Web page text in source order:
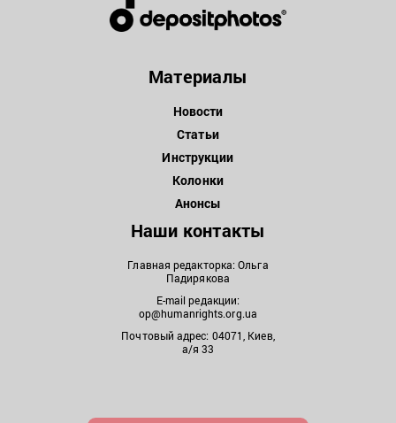
Материалы
Новости
Статьи
Инструкции
Колонки
Анонсы
Наши контакты
Главная редакторка: Ольга
Падирякова
E-mail редакции:
op@humanrights.org.ua
Почтовый адрес: 04071, Киев,
а/я 33